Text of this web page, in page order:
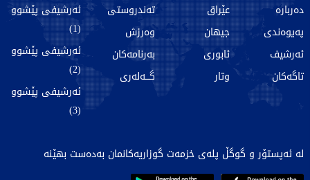
دەربارە
پەیوەندی
ئەرشیف
تاگەکان
عێراق
جیهان
ئابوری
وتار
تەندروستی
وەرزش
بەرنامەکان
گـــەلەری
ئەرشیفی پێشوو
(1)
ئەرشیفی پێشوو
(2)
ئەرشیفی پێشوو
(3)
لە ئەپستۆر و گوگڵ پلەی خزمەت گوزاریەکانمان بەدەست بهێنە